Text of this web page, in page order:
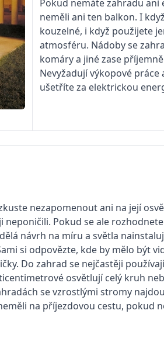
Pokud nemáte zahradu
neměli ani ten balkon. I
kouzelné, i když použijete
atmosféru. Nádoby se
komáry a jiné zase
Nevyžadují výkopové
ušetříte za elektrickou
nezapomenout ani na její
neponičili. Pokud se ale
návrh na míru a světla
si odpovězte, kde by mělo být
Do zahrad se nejčastěji
osvětlují celý kruh
se vzrostlými stromy
na příjezdovou cestu, pokud